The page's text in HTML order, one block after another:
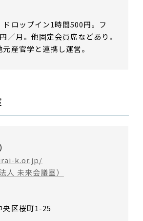
ドロップイン1時間500円。フ
／月。他固定会員席などあり。
産官学と連携し運営。
k.or.jp/
人 未来会議室）
央区桜町1-25